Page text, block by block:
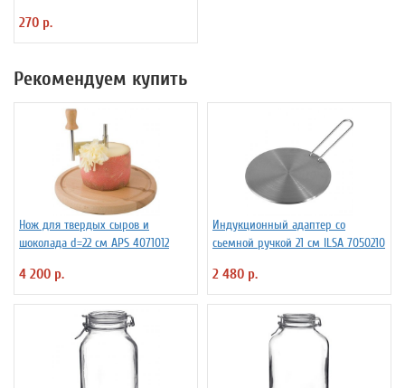
270 р.
Рекомендуем купить
Нож для твердых сыров и
шоколада d=22 см APS 4071012
4 200 р.
Индукционный адаптер со
сьемной ручкой 21 см ILSA 7050210
2 480 р.